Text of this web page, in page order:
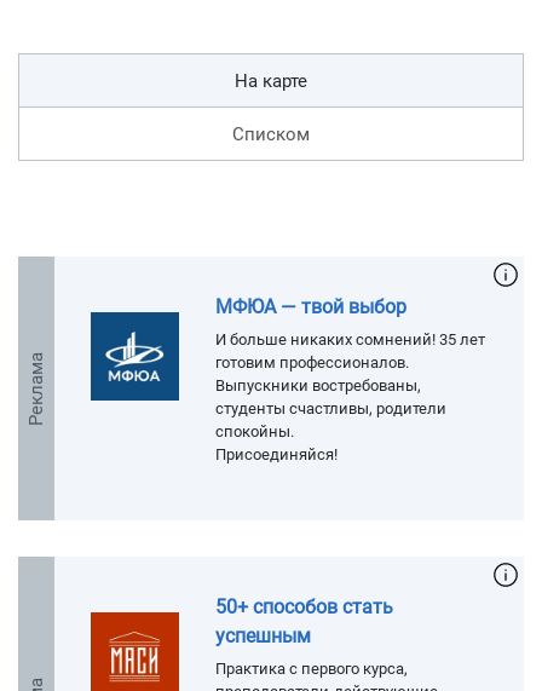
На карте
Списком
Реклама
МФЮА — твой выбор
И больше никаких сомнений! 35 лет
готовим профессионалов.
Выпускники востребованы,
студенты счастливы, родители
спокойны.
Присоединяйся!
50+ способов стать
успешным
Практика с первого курса,